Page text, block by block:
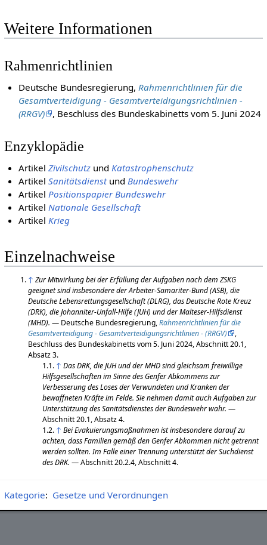
Weitere Informationen
Rahmenrichtlinien
Deutsche Bundesregierung, Rahmenrichtlinien für die
Gesamtverteidigung - Gesamtverteidigungsrichtlinien -
(RRGV)
, Beschluss des Bundeskabinetts vom 5. Juni 2024
Enzyklopädie
ArtikelZivilschutz undKatastrophenschutz
ArtikelSanitätsdienstundBundeswehr
ArtikelPositionspapier Bundeswehr
ArtikelNationale Gesellschaft
ArtikelKrieg
Einzelnachweise
↑ Zur Mitwirkung bei der Erfüllung der Aufgaben nach dem ZSKG
geeignet sind insbesondere der Arbeiter-Samariter-Bund (ASB), die
Deutsche Lebensrettungsgesellschaft (DLRG), das Deutsche Rote Kreuz
(DRK), die Johanniter-Unfall-Hilfe (JUH) und der Malteser-Hilfsdienst
(MHD). — Deutsche Bundesregierung,Rahmenrichtlinien für die
Gesamtverteidigung - Gesamtverteidigungsrichtlinien - (RRGV)
,
Beschluss des Bundeskabinetts vom 5. Juni 2024, Abschnitt 20.1,
Absatz 3.
↑ Das DRK, die JUH und der MHD sind gleichsam freiwillige
Hilfsgesellschaften im Sinne des Genfer Abkommens zur
Verbesserung des Loses der Verwundeten und Kranken der
bewaffneten Kräfte im Felde. Sie nehmen damit auch Aufgaben zur
Unterstützung des Sanitätsdienstes der Bundeswehr wahr. —
Abschnitt 20.1, Absatz 4.
↑ Bei Evakuierungsmaßnahmen ist insbesondere darauf zu
achten, dass Familien gemäß den Genfer Abkommen nicht getrennt
werden sollten. Im Falle einer Trennung unterstützt der Suchdienst
des DRK. — Abschnitt 20.2.4, Abschnitt 4.
Kategorie: Gesetze und Verordnungen